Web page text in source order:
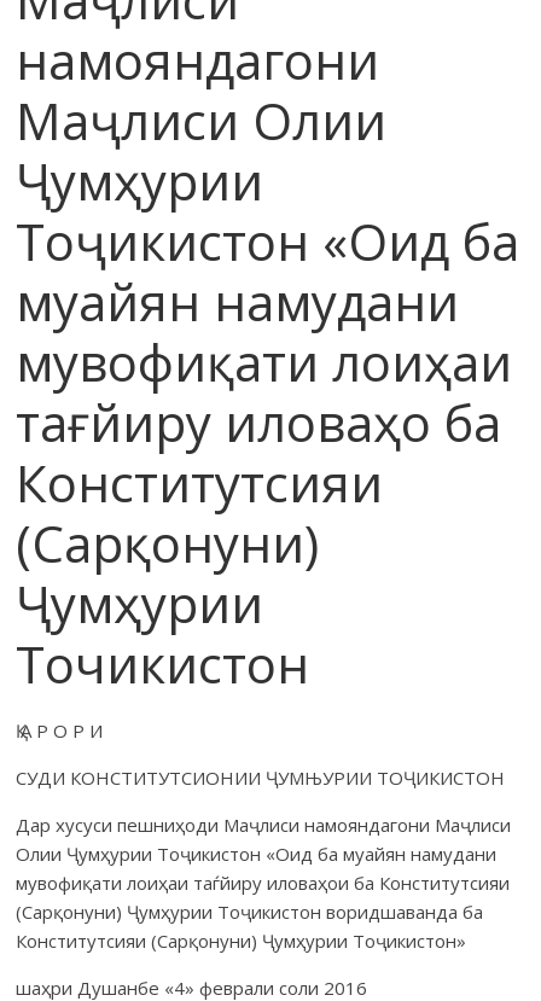
намояндагони
Маҷлиси Олии
Ҷумҳурии
Тоҷикистон «Оид ба
муайян намудани
мувофиқати лоиҳаи
тағйиру иловаҳо ба
Конститутсияи
(Сарқонуни)
Ҷумҳурии
Точикистон
Қ А Р О Р И
СУДИ КОНСТИТУТСИОНИИ ҶУМЊУРИИ ТОҶИКИСТОН
Дар хусуси пешниҳоди Маҷлиси намояндагони Маҷлиси
Олии Ҷумҳурии Тоҷикистон «Оид ба муайян намудани
муво­фиқати лоиҳаи таѓйиру иловаҳои ба Конститутсияи
(Сарқонуни) Ҷумҳурии Тоҷикистон воридшаванда ба
Конститутсияи (Сарқонуни) Ҷумҳурии Тоҷикистон»
шаҳри Душанбе «4» феврали соли 2016